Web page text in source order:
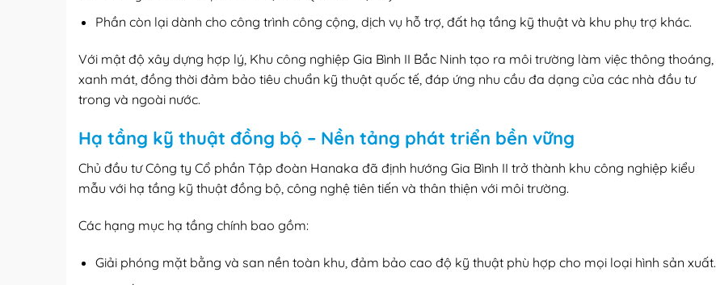
Phần còn lại dành cho công trình công cộng, dịch vụ hỗ trợ, đất hạ tầng kỹ thuật và khu phụ trợ khác.
Với mật độ xây dựng hợp lý, Khu công nghiệp Gia Bình II Bắc Ninh tạo ra môi trường làm việc thông thoáng,
xanh mát, đồng thời đảm bảo tiêu chuẩn kỹ thuật quốc tế, đáp ứng nhu cầu đa dạng của các nhà đầu tư
trong và ngoài nước.
Hạ tầng kỹ thuật đồng bộ – Nền tảng phát triển bền vững
Chủ đầu tư Công ty Cổ phần Tập đoàn Hanaka đã định hướng Gia Bình II trở thành khu công nghiệp kiểu
mẫu với hạ tầng kỹ thuật đồng bộ, công nghệ tiên tiến và thân thiện với môi trường.
Các hạng mục hạ tầng chính bao gồm:
Giải phóng mặt bằng và san nền toàn khu, đảm bảo cao độ kỹ thuật phù hợp cho mọi loại hình sản xuất.